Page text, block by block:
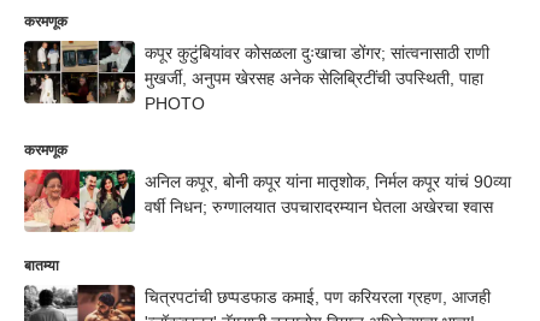
करमणूक
कपूर कुटुंबियांवर कोसळला दुःखाचा डोंगर; सांत्वनासाठी राणी
मुखर्जी, अनुपम खेरसह अनेक सेलिब्रिटींची उपस्थिती, पाहा
PHOTO
करमणूक
अनिल कपूर, बोनी कपूर यांना मातृशोक, निर्मल कपूर यांचं 90व्या
वर्षी निधन; रुग्णालयात उपचारादरम्यान घेतला अखेरचा श्वास
बातम्या
चित्रपटांची छप्पडफाड कमाई, पण करियरला ग्रहण, आजही